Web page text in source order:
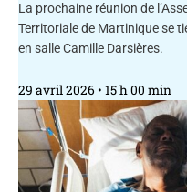
La prochaine réunion de
Territoriale de Martinique se
en salle Camille Darsières.
29 avril 2026 15 h 00 min